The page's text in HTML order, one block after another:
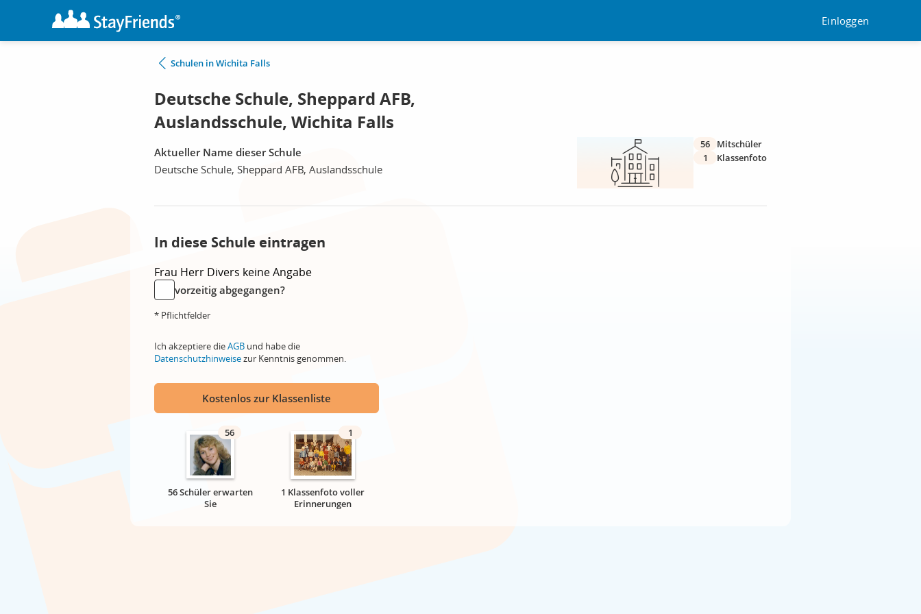
Einloggen
Schulen in Wichita Falls
Deutsche Schule, Sheppard AFB,
Auslandsschule, Wichita Falls
Aktueller Name dieser Schule
Deutsche Schule, Sheppard AFB, Auslandsschule
56
Mitschüler
1
Klassenfoto
In diese Schule eintragen
Frau Herr Divers keine Angabe
vorzeitig abgegangen?
* Pflichtfelder
Ich akzeptiere dieAGB und habe die
Datenschutzhinweisezur Kenntnis genommen.
Kostenlos zur Klassenliste
56
56 Schüler erwarten
Sie
1
1 Klassenfoto voller
Erinnerungen